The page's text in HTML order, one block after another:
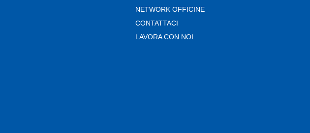
NETWORK OFFICINE
CONTATTACI
LAVORA CON NOI